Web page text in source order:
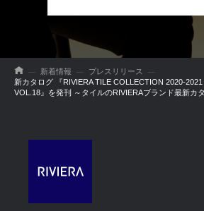
新着情報
プレスリリース
新カタログ 『RIVIERA TILE COLLECTION 2020-
VOL.18』を発刊 ～タイルのRIVIERAブランド最新カ